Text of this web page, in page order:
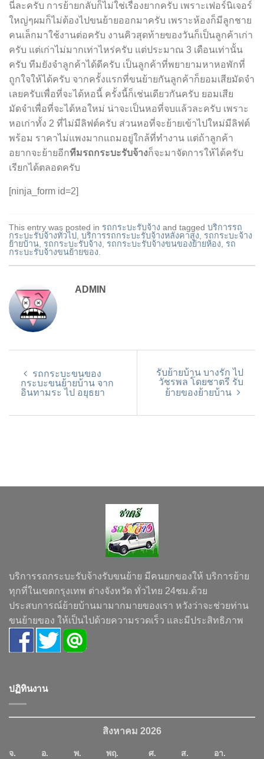
นี่ละครับ การย้ายกลับก็ไม่ใช่เรื่องยากครับ เพราะเฟอร์นิเจอร์
ใหญ่ๆผมก็ไม่ต้องไปขนย้ายออกมาครับ เพราะห้องก็มีลูกชาย
คนเล็กมาใช้งานต่อครับ งานคิวสุดท้ายของวันก็เป็นลูกค้าเก่า
ครับ แต่เก่าไม่มากเท่าไหร่ครับ แต่ประมาณ 3 เดือนเท่านั้น
ครับ ทีมยังจำลูกค้าได้ดีครับ เป็นลูกค้าที่พยายามหาหอพักที่
ถูกใจให้ได้ครับ จากครั้งแรกที่ขนย้ายกันลูกค้าก็ยอมเสียมัดจำ
เลยครับเพื่อที่จะได้หอนี้ ครั้งนี้ก็เช่นเดียวกันครับ ยอมเสีย
มัดจำเพื่อที่จะได้หอใหม่ น่าจะเป็นหอที่จบแล้วละครับ เพราะ
หอเก่าทั้ง 2 ที่ไม่มีลิฟต์ครับ ส่วนหอที่จะย้ายเข้าไปใหม่มีลิฟต์
พร้อม ราคาไม่แพงมากแถมอยู่ใกล้ที่ทำงาน แต่ถ้าลูกค้า
อยากจะย้ายอีกทีมรถกระบะรับจ้างก็จะมาจัดการให้ได้ครับ
เรียกได้ตลอดครับ
[ninja_form id=2]
This entry was posted in รถกระบะรับจ้าง and tagged บริการรถ
กระบะรับจ้างทั่วไป, บริการรถกระบะรับจ้างหลังคาสูง, รถกระบะจ้าง
ย้ายบ้าน, รถกระบะรับจ้าง, รถกระบะรับจ้างขนของย้ายห้อง, รถ
กระบะรับจ้างขนย้ายของ.
ADMIN
รถกระบะขนของ
กระบะขนย้ายบ้าน จาก
อินทามระ ไป อยุธยา
รับย้ายบ้าน บางรัก ไป
วัชรพล โดยชาตรี รับ
ย้ายของย้ายบ้าน
บริการรถกระบะรับจ้างรับขนย้าย มีคนยกของให้ บริการย้าย
ทุกที่ในเขตกรุงเทพ ต่างจังหวัด ทั่วไทย 24ชม.ด้วย
ประสบการณ์ย้ายบ้านมามากมายของเรา หวังว่าจะช่วยท่าน
ขนย้ายของ ให้เป็นไปด้วยความรวดเร็ว และมีประสิทธิภาพ
ปฏิทินงาน
สิงหาคม 2026
จ. อ. พ. พฤ. ศ. ส.
อา.